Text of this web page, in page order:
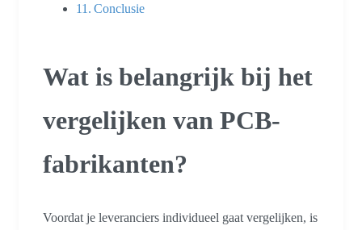
Conclusie
Wat is belangrijk bij het
vergelijken van PCB-
fabrikanten?
Voordat je leveranciers individueel gaat vergelijken, is